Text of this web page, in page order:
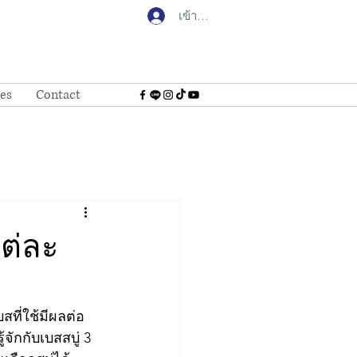
เข้าสู่ระบบ
Contact
ละ
สที่ใช้มีผลต่อ
กกับเบสสบู่ 3